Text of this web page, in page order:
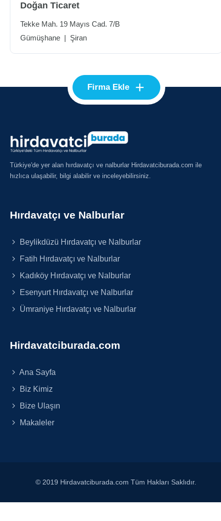
Doğan Ticaret
Tekke Mah. 19 Mayıs Cad. 7/B
Gümüşhane | Şiran
Firma Ekle +
Türkiye'de yer alan hırdavatçı ve nalburlar Hirdavatciburada.com ile
hızlıca ulaşabilir, bilgi alabilir ve inceleyebilirsiniz.
Hırdavatçı ve Nalburlar
Beylikdüzü Hırdavatçı ve Nalburlar
Fatih Hırdavatçı ve Nalburlar
Kadıköy Hırdavatçı ve Nalburlar
Esenyurt Hırdavatçı ve Nalburlar
Ümraniye Hırdavatçı ve Nalburlar
Hirdavatciburada.com
Ana Sayfa
Biz Kimiz
Bize Ulaşın
Makaleler
© 2019 Hirdavatciburada.com Tüm Hakları Saklıdır.